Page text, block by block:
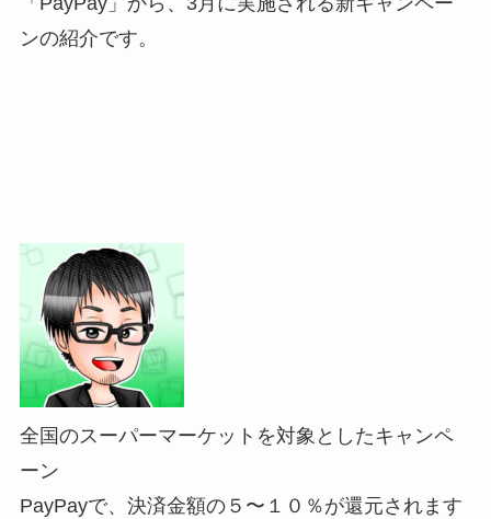
ンの紹介です。
全国のスーパーマーケット を対象としたキャンペ
ーン
PayPayで、決済金額の５〜１０％が還元されます